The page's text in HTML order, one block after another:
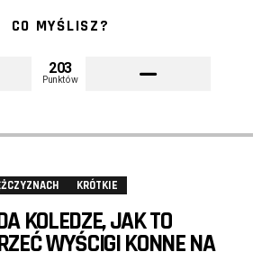
CO MYŚLISZ?
203
Punktów
KRÓTKIE
KOLEDZE, JAK TO
WYŚCIGI KONNE NA